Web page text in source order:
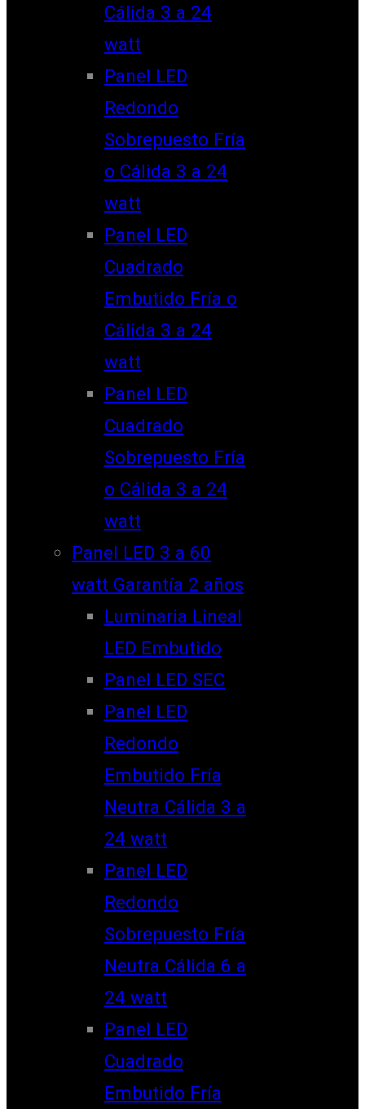
Cálida 3 a 24
watt
Panel LED
Redondo
Sobrepuesto Fría
o Cálida 3 a 24
watt
Panel LED
Cuadrado
Embutido Fría o
Cálida 3 a 24
watt
Panel LED
Cuadrado
Sobrepuesto Fría
o Cálida 3 a 24
watt
Panel LED 3 a 60
watt Garantía 2 años
Luminaria Lineal
LED Embutido
Panel LED SEC
Panel LED
Redondo
Embutido Fría
Neutra Cálida 3 a
24 watt
Panel LED
Redondo
Sobrepuesto Fría
Neutra Cálida 6 a
24 watt
Panel LED
Cuadrado
Embutido Fría